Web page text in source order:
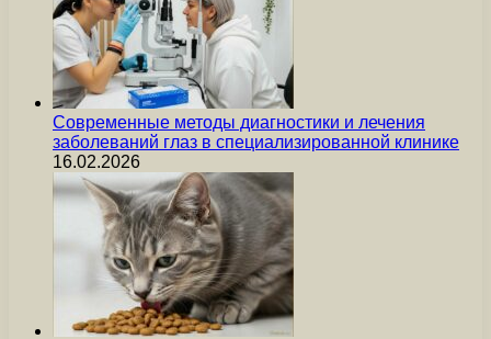
Современные методы диагностики и лечения
заболеваний глаз в специализированной клинике
16.02.2026